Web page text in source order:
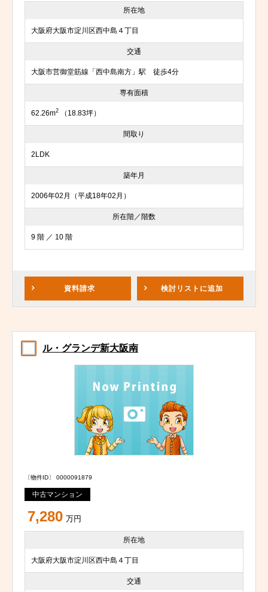
所在地
大阪府大阪市淀川区西中島４丁目
交通
大阪市営御堂筋線「西中島南方」駅 徒歩4分
専有面積
62.26m2 （18.83坪）
間取り
2LDK
築年月
2006年02月（平成18年02月）
所在階／階数
9 階 ／ 10 階
資料請求 検討リスト に追加
ル・グランデ新大阪南
〔物件ID〕 0000091879
中古マンション
7,280 万円
所在地
大阪府大阪市淀川区西中島４丁目
交通